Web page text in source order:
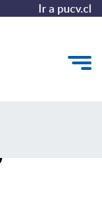
Ir a pucv.cl